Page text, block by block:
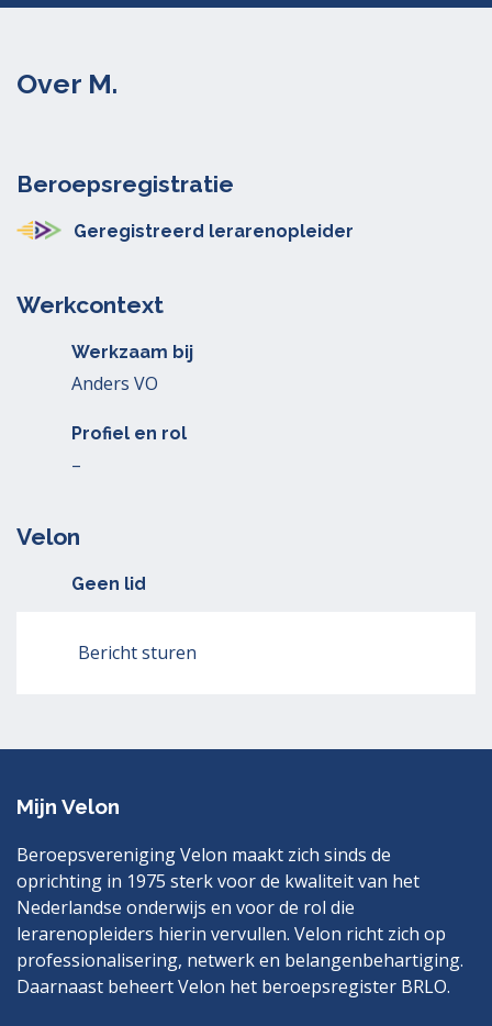
Over M.
Beroepsregistratie
Geregistreerd lerarenopleider
Werkcontext
Werkzaam bij
Anders VO
Profiel en rol
–
Velon
Geen lid
Bericht sturen
Mijn Velon
Beroepsvereniging Velon maakt zich sinds de
oprichting in 1975 sterk voor de kwaliteit van het
Nederlandse onderwijs en voor de rol die
lerarenopleiders hierin vervullen. Velon richt zich op
professionalisering, netwerk en belangenbehartiging.
Daarnaast beheert Velon het beroepsregister BRLO.